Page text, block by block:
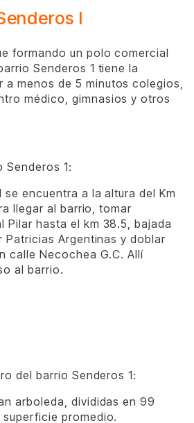
I
formando un polo comercial
Senderos 1 tiene la
a menos de 5 minutos colegios,
médico, gimnasios y otros
Senderos 1:
se encuentra a la altura del Km
llegar al barrio, tomar
Pilar hasta el km 38.5, bajada
Patricias Argentinas y doblar
calle Necochea G.C. Allí
al barrio.
del barrio Senderos 1:
arboleda, divididas en 99
promedio.